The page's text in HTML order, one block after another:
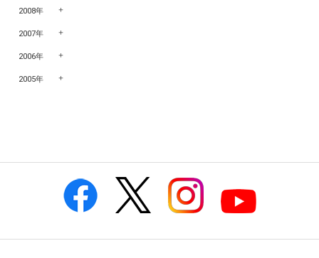
2008年
2007年
2006年
2005年